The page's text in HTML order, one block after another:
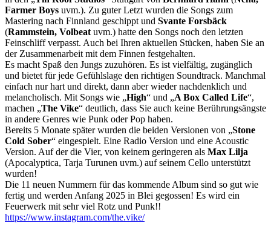
Farmer Boys uvm.). Zu guter Letzt wurden die Songs zum
Mastering nach Finnland geschippt und Svante Forsbäck
(Rammstein, Volbeat uvm.) hatte den Songs noch den letzten
Feinschliff verpasst. Auch bei Ihren aktuellen Stücken, haben Sie an
der Zusammenarbeit mit dem Finnen festgehalten.
Es macht Spaß den Jungs zuzuhören. Es ist vielfältig, zugänglich
und bietet für jede Gefühlslage den richtigen Soundtrack. Manchmal
einfach nur hart und direkt, dann aber wieder nachdenklich und
melancholisch. Mit Songs wie „High“ und „A Box Called Life“,
machen „The Vike“ deutlich, dass Sie auch keine Berührungsängste
in andere Genres wie Punk oder Pop haben.
Bereits 5 Monate später wurden die beiden Versionen von „Stone
Cold Sober“ eingespielt. Eine Radio Version und eine Acoustic
Version. Auf der die Vier, von keinem geringeren als Max Lilja
(Apocalyptica, Tarja Turunen uvm.) auf seinem Cello unterstützt
wurden!
Die 11 neuen Nummern für das kommende Album sind so gut wie
fertig und werden Anfang 2025 in Blei gegossen! Es wird ein
Feuerwerk mit sehr viel Rotz und Punk!!
https://www.instagram.com/the.vike/